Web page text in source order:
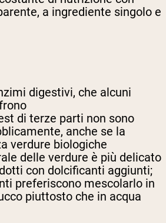
a ingrediente singolo e
digestivi, che alcuni
di terze parti non sono
anche se la
verdure biologiche
delle verdure è più delicato
con dolcificanti aggiunti;
preferiscono mescolarlo in
piuttosto che in acqua